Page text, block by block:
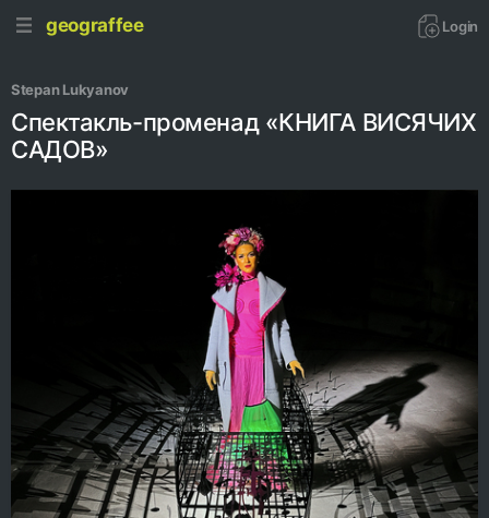
geograffee Login
Stepan Lukyanov
Спектакль-променад «КНИГА ВИСЯЧИХ
САДОВ»